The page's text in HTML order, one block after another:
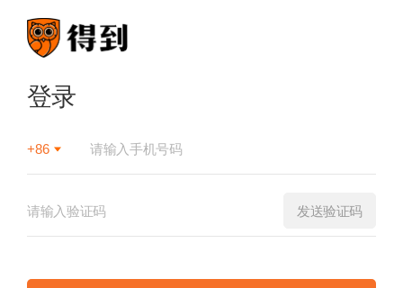
登录
+86
发送验证码